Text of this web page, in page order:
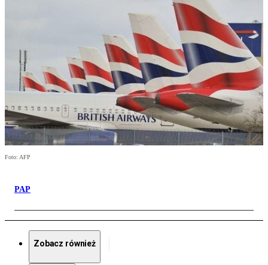
Foto: AFP
PAP
Zobacz również